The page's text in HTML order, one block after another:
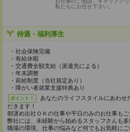
私たちにお任せ下さい。
待遇・福利厚生
・社会保険完備
・有給休暇
・交通費全額支給（派遣先による）
・年末調整
・前給制度（当社規定あり）
・障がい者就業支援特典あり
ポイント！
あなたのライフスタイルにあわせ
だきます！
朝遅め出社ＯＫの仕事や平日のみのお仕事もご
弊社には、未経験から始めるスタッフさんも多
職場の環境、仕事の悩みなど何でもお気軽にご